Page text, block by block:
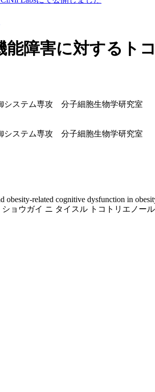
障害に対するト
ステム専攻 分子細胞生物学研究室
ステム専攻 分子細胞生物学研究室
obesity-related cognitive dysfunction in
ョウガイ ニ タイスル トコトリエノー